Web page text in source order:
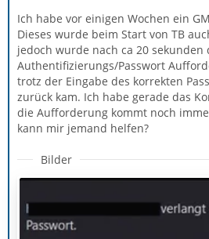
Ich habe vor einigen Wochen ein
Dieses wurde beim Start von TB
jedoch wurde nach ca 20 sekunden
Authentifizierungs/Passwort
trotz der Eingabe des korrekten
zurück kam. Ich habe gerade das
die Aufforderung kommt noch
kann mir jemand helfen?
Bilder